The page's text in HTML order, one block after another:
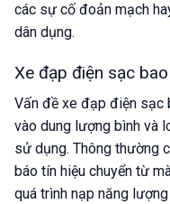
các sự cố đoản mạch
dân dụng.
Xe đạp điện sạc
Vấn đề xe đạp điện sạc
vào dung lượng bình và
sử dụng. Thông thường
báo tín hiệu chuyển từ
quá trình nạp năng